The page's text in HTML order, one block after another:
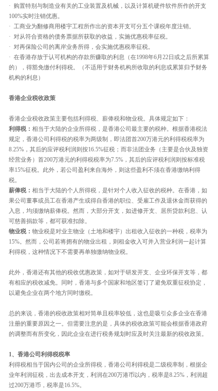
· 购置特别与制造业有关的工业装置及机械，以及计算机硬件软件所作的开支
100%实时注销优惠。
· 工商业为翻修商用楼宇工程所作出的资本开支可分五个课税年度注销。
· 对从符合资格的债务票据所获取的收益，实施优惠税率征税。
· 对再保险公司的离岸业务所得，会实施优惠税率征税。
· 在香港存放于认可机构的存款所赚取的利息（在1998年6月22日或之后所累算
的），得豁免缴付利得税。（不适用于财务机构所收取的利息或累算归予财务
机构的利息）
香港企业税收政策
香港企业税收政策主要包括利得税、薪俸税和物业税。具体规定如下：
利得税： 相当于大陆的企业所得税，是香港公司最主要的税种。根据香港税法
规定，香港公司利得税的税率为两级制，即法团首200万港元的利得税税率为
8.25%，其后的应评税利润则按16.5%征税；而非法团业务（主要是合伙及独资
经营业务）首200万港元的利得税税率为7.5%，其后的应评税利润则按标准税
率15%征税。此外，若公司盈利来自海外，则这些盈利不须在香港缴纳利得
税。
薪俸税： 相当于大陆的个人所得税，是针对个人收入征收的税种。在香港，如
果公司董事或员工在香港产生或得自香港的职位、受雇工作及退休金而获得的
入息，均须缴纳薪俸税。然而，大部分开支，如进修开支、居所贷款利息、认
可慈善捐款等，都可获准扣除。
物业税： 物业税是对业主物业（土地和楼宇）出租收入征收的一种税，税率为
15%。然而，公司若将拥有的物业出租，则租金收入可并入营业利润一起计算
利得税，这种情况下不需要再单独缴纳物业税。
此外，香港还有其他的税收优惠政策，如对于研发开支、企业环保开支等，都
有相应的税收减免。同时，香港与多个国家和地区签订了避免双重征税协定，
以避免企业在两个地方同时缴税。
总的来说，香港的税收政策相对简单且税率较低，这也是吸引众多企业在香港
注册的重要原因之一。但需要注意的是，具体的税收政策可能会根据香港政府
的调整而有所变化，因此企业在进行税务规划时应及时关注最新的税收政策。
1、香港公司利得税税率
利得税相当于国内公司的企业所得税，香港公司利得税是二级税率制，根据企
业年利润征税，出去成本开支，利润在200万港币以内，税率是8.25%，利润超
过200万港币，税率是16.5%。